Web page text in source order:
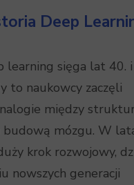
Deep
learning sięga lat 40.
to naukowcy zaczęli
między
mózgu. W
krok rozwojowy,
nowszych generacji